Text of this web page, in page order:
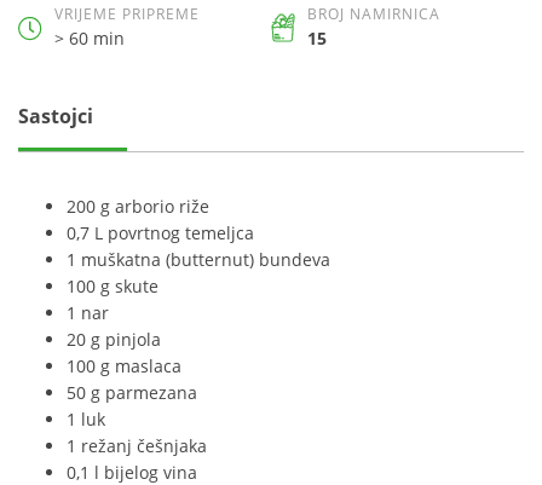
VRIJEME PRIPREME
> 60 min
BROJ NAMIRNICA
15
Sastojci
200 g arborio riže
0,7 L povrtnog temeljca
1 muškatna (butternut) bundeva
100 g skute
1 nar
20 g pinjola
100 g maslaca
50 g parmezana
1 luk
1 režanj češnjaka
0,1 l bijelog vina